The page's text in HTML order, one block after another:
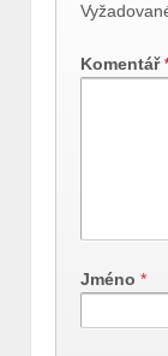
Komentář
Jméno *